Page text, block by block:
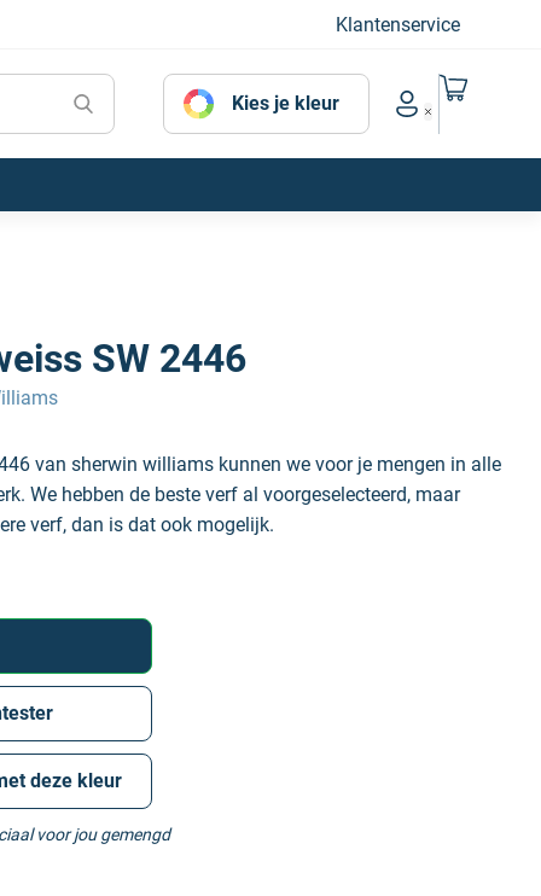
Klantenservice
Kies je kleur
Account menu
Naar mijn
SW 2446
van sherwin williams kunnen we voor je mengen in alle
We hebben de beste verf al voorgeselecteerd, maar
verf, dan is dat ook mogelijk.
deze kleur
voor jou gemengd